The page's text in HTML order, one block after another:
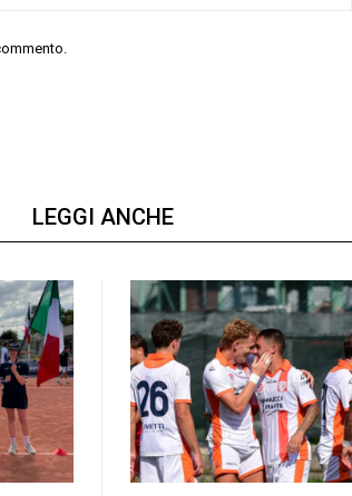
LEGGI ANCHE